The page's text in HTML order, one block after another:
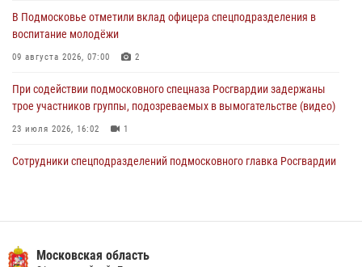
сигналам «Тревога» с охраняемых объектов в Подмосковье
04 августа 2026, 12:15
В Подмосковье отметили вклад офицера спецподразделения в
воспитание молодёжи
09 августа 2026, 07:00 2
При содействии подмосковного спецназа Росгвардии задержаны
трое участников группы, подозреваемых в вымогательстве (видео)
23 июля 2026, 16:02 1
Сотрудники спецподразделений подмосковного главка Росгвардии
жильцов многоквартирного дома охотничьим карабином (видео)
Московская область